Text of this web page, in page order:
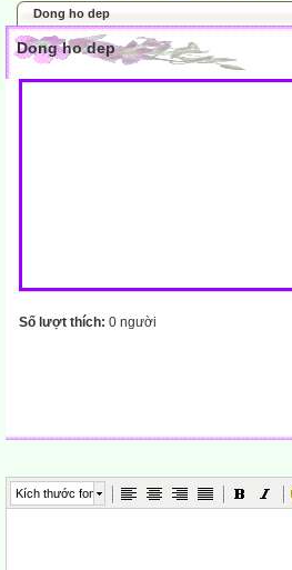
Dong ho dep
Dong ho dep
Số lượt thích: 0 người
Kích thước font